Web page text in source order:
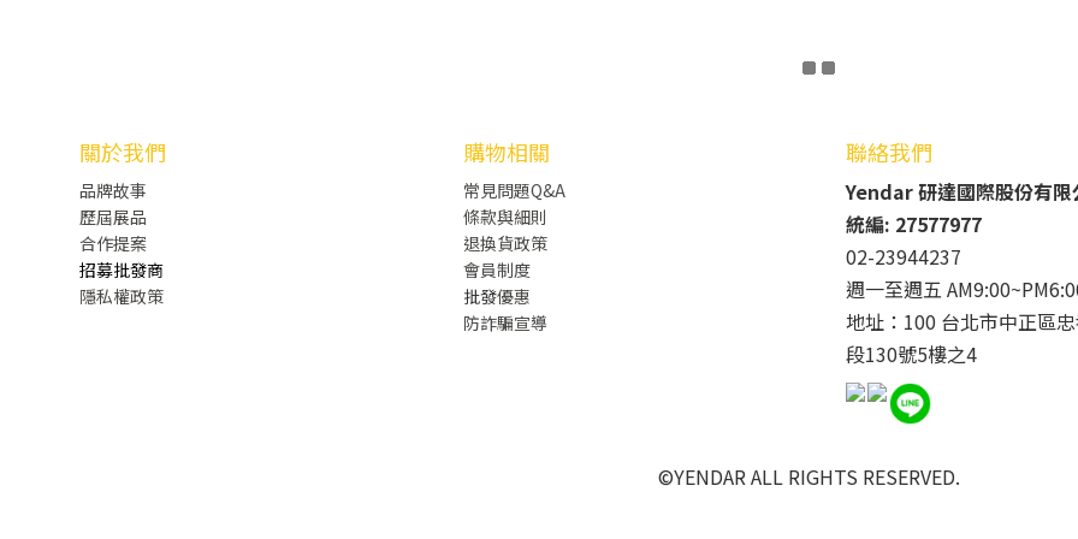
關於我們
品牌故事
歷屆展品
合作提案
招募批發商
隱私權政策
購物相關
常見問題Q&A
條款與細則
退換貨政策
會員制度
批發優惠
防詐騙宣導
聯絡我們
Yendar 研達國際股份有限
統編: 27577977
02-23944237
週一至週五
地址：100 台北市中正區
段130號5樓之4
©YENDAR ALL RIGHTS RESERVED.